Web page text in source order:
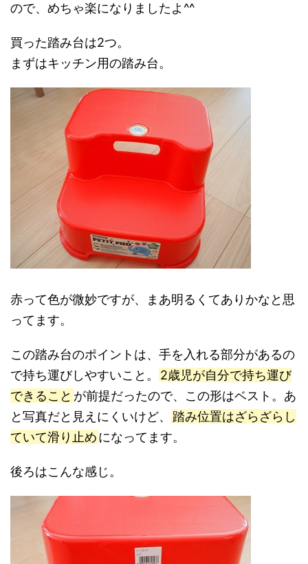
ので、めちゃ楽になりましたよ^^
買った踏み台は2つ。
まずはキッチン用の踏み台。
赤って色が微妙ですが、まあ明るくてありかなと思
ってます。
この踏み台のポイントは、手を入れる部分があるの
で持ち運びしやすいこと。
2歳児が自分で持ち運び
できること が前提だったので、この形はベスト。あ
と写真だと見えにくいけど、
踏み位置はざらざらし
ていて滑り止めになってます。
後ろはこんな感じ。